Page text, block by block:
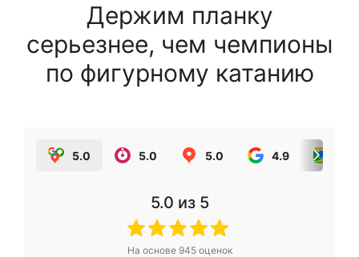
Держим планку
серьезнее, чем чемпионы
по фигурному катанию
5.0 5.0 5.0 4.9
5.0 из 5
На основе 945оценок